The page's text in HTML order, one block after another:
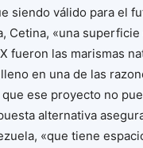
siendo válido para el
Cetina, «una
fueron las marismas
en una de las
ese proyecto no
alternativa
«que tiene